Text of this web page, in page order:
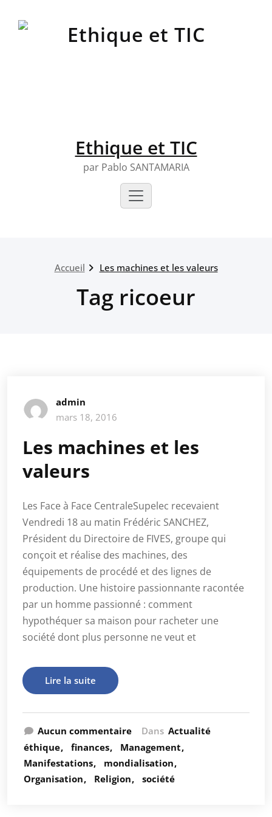
Ethique et TIC
par Pablo SANTAMARIA
Accueil Les machines et les valeurs
Tag ricoeur
admin
mars 18, 2016
Les machines et les
valeurs
Les Face à Face CentraleSupelec recevaient
Vendredi 18 au matin Frédéric SANCHEZ,
Président du Directoire de FIVES, groupe qui
conçoit et réalise des machines, des
équipements de procédé et des lignes de
production. Une histoire passionnante racontée
par un homme passionné : comment
hypothéquer sa maison pour racheter une
société dont plus personne ne veut et
Lire la suite
Aucun commentaire Dans Actualité
éthique
finances
Management
Manifestations
mondialisation
Organisation
Religion société